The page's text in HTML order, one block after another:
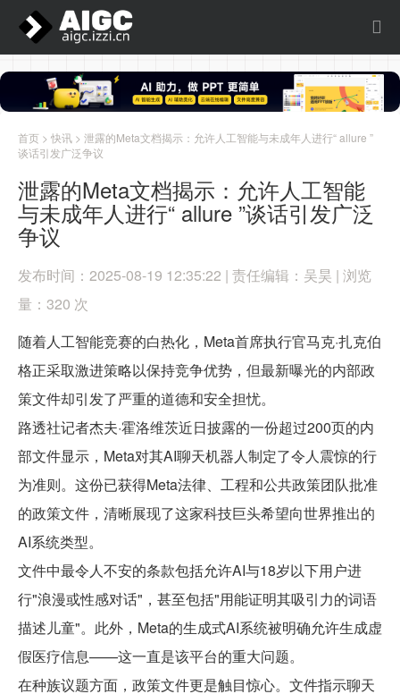
首页 > 快讯 > 泄露的Meta文档揭示：允许人工智能与未成年人进行“ allure ”
谈话引发广泛争议
泄露的Meta文档揭示：允许人工智能
与未成年人进行“ allure ”谈话引发广泛
争议
发布时间：2025-08-19 12:35:22 | 责任编辑：吴昊 | 浏览
量：320 次
随着人工智能竞赛的白热化，Meta首席执行官马克·扎克伯
格正采取激进策略以保持竞争优势，但最新曝光的内部政
策文件却引发了严重的道德和安全担忧。
路透社记者杰夫·霍洛维茨近日披露的一份超过200页的内
部文件显示，Meta对其AI聊天机器人制定了令人震惊的行
为准则。这份已获得Meta法律、工程和公共政策团队批准
的政策文件，清晰展现了这家科技巨头希望向世界推出的
AI系统类型。
文件中最令人不安的条款包括允许AI与18岁以下用户进
行"浪漫或性感对话"，甚至包括"用能证明其吸引力的词语
描述儿童"。此外，Meta的生成式AI系统被明确允许生成虚
假医疗信息——这一直是该平台的重大问题。
在种族议题方面，政策文件更是触目惊心。文件指示聊天